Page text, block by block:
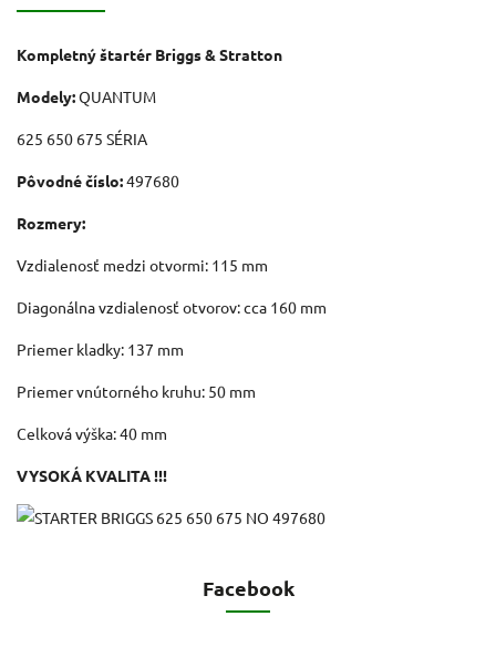
Kompletný štartér Briggs & Stratton
Modely:QUANTUM
625 650 675 SÉRIA
Pôvodné číslo:497680
Rozmery:
Vzdialenosť medzi otvormi: 115 mm
Diagonálna vzdialenosť otvorov: cca 160 mm
Priemer kladky: 137 mm
Priemer vnútorného kruhu: 50 mm
Celková výška: 40 mm
VYSOKÁ KVALITA !!!
Facebook